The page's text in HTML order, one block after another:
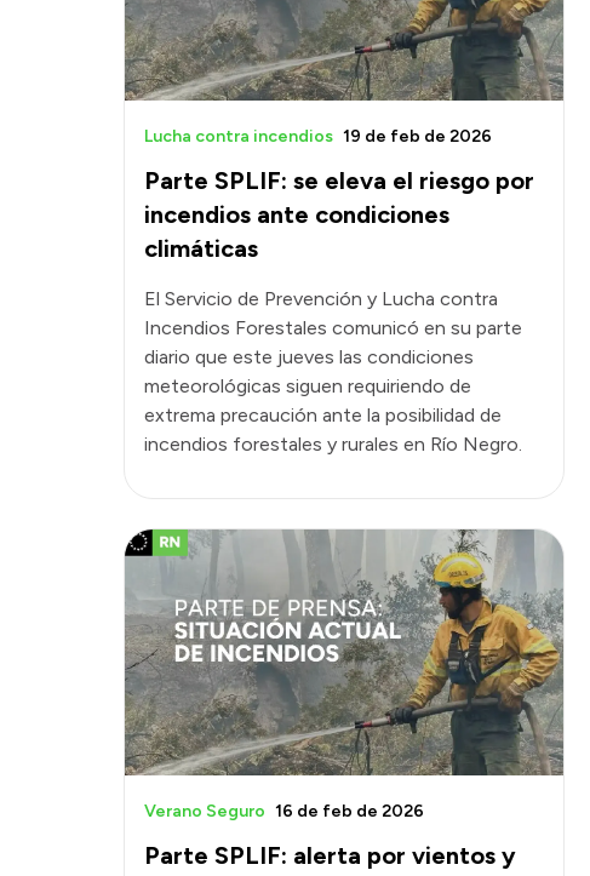
Parte SPLIF: se eleva el riesgo por
incendios ante condiciones
climáticas
Lucha contra incendios 19 de feb de 2026
El Servicio de Prevención y Lucha contra
Incendios Forestales comunicó en su parte
diario que este jueves las condiciones
meteorológicas siguen requiriendo de
extrema precaución ante la posibilidad de
incendios forestales y rurales en Río Negro.
Parte SPLIF: alerta por vientos y
Verano Seguro 16 de feb de 2026